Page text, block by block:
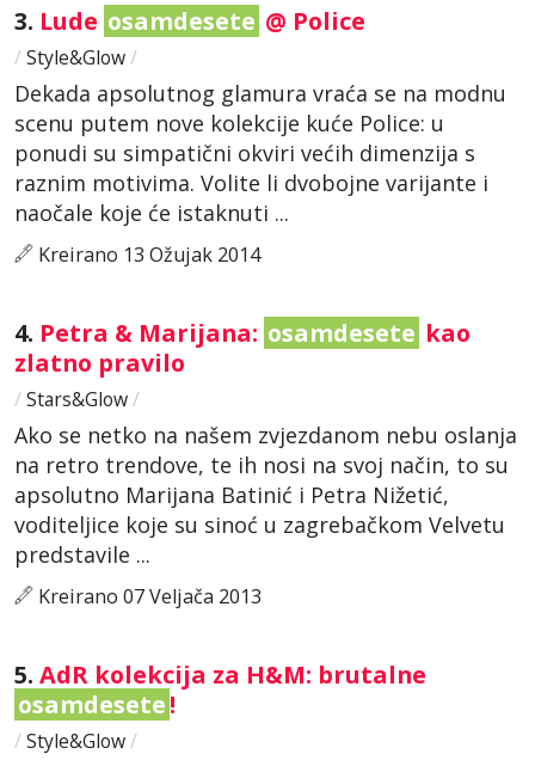
3. Lude osamdesete @ Police
/ Style&Glow/
Dekada apsolutnog glamura vraća se na modnu
scenu putem nove kolekcije kuće Police: u
ponudi su simpatični okviri većih dimenzija s
raznim motivima. Volite li dvobojne varijante i
naočale koje će istaknuti ...
Kreirano 13 Ožujak 2014
4. Petra & Marijana: osamdesete kao
zlatno pravilo
/ Stars&Glow/
Ako se netko na našem zvjezdanom nebu oslanja
na retro trendove, te ih nosi na svoj način, to su
apsolutno Marijana Batinić i Petra Nižetić,
voditeljice koje su sinoć u zagrebačkom Velvetu
predstavile ...
Kreirano 07 Veljača 2013
5. AdR kolekcija za H&M: brutalne
osamdesete!
/ Style&Glow/